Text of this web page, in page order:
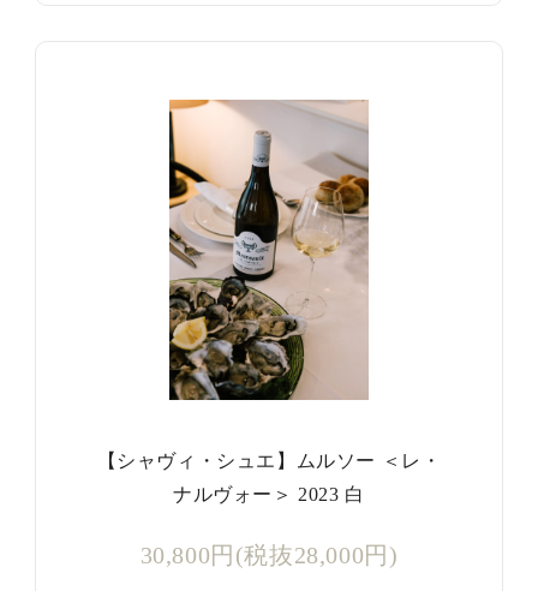
【シャヴィ・シュエ】ムルソー ＜レ・
ナルヴォー＞ 2023 白
30,800円(税抜28,000円)